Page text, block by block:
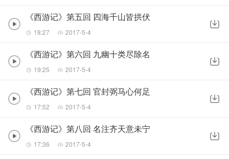
《西游记》第五回 四海千山皆拱伏
18:27 2017-5-4
《西游记》第六回 九幽十类尽除名
19:25 2017-5-4
《西游记》第七回 官封弼马心何足
17:52 2017-5-4
《西游记》第八回 名注齐天意未宁
17:36 2017-5-4